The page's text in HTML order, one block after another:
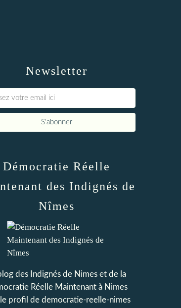
Newsletter
Démocratie Réelle
des Indignés de
Nîmes
des Indignés de Nimes et de la
Réelle Maintenant à Nimes
profil de democratie-reelle-nimes